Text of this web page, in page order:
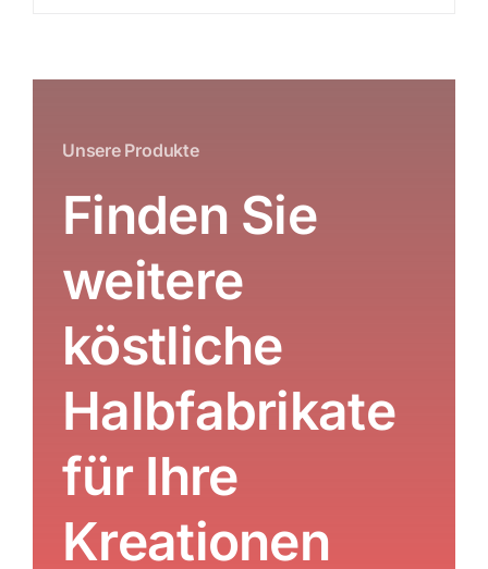
Unsere Produkte
Finden Sie
weitere
köstliche
Halbfabrikate
für Ihre
Kreationen